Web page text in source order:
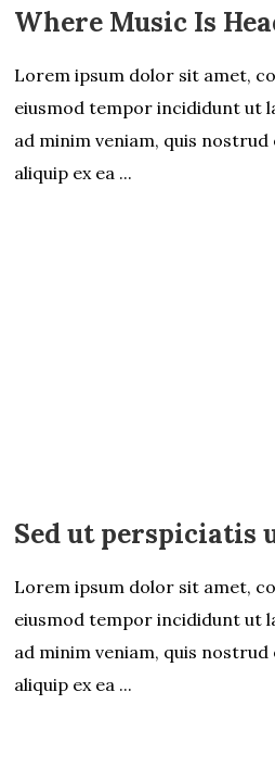
Where Music Is
Lorem ipsum dolor sit amet,
eiusmod tempor incididunt ut
ad minim veniam, quis
aliquip ex ea ...
Sed ut perspiciatis
Lorem ipsum dolor sit amet,
eiusmod tempor incididunt ut
ad minim veniam, quis
aliquip ex ea ...